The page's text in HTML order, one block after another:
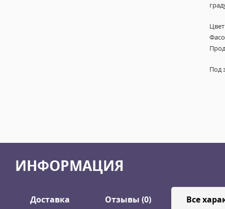
Под
ИНФОРМАЦИЯ
Доставка Отзывы (0) Все